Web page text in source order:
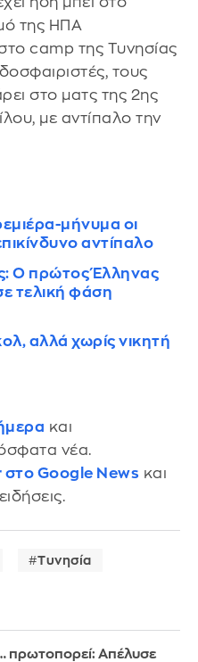
της ΗΠΑ
camp της Τυνησίας
τους
στο ματς της 2ης
με αντίπαλο την
μήνυμα οι
αντίπαλο
Ο πρώτος Έλληνας
τελική φάση
αλλά χωρίς νικητή
και
νέα.
στο Google News και
Τυνησία
πρωτοπορεί: Απέλυσε